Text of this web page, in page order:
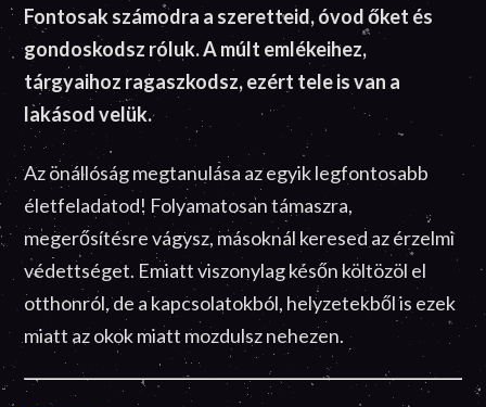
Fontosak számodra a szeretteid, óvod őket és
gondoskodsz róluk. A múlt emlékeihez,
tárgyaihoz ragaszkodsz, ezért tele is van a
lakásod velük.
Az önállóság megtanulása az egyik legfontosabb
életfeladatod! Folyamatosan támaszra,
megerősítésre vágysz, másoknál keresed az érzelmi
védettséget. Emiatt viszonylag későn költözöl el
otthonról, de a kapcsolatokból, helyzetekből is ezek
miatt az okok miatt mozdulsz nehezen.